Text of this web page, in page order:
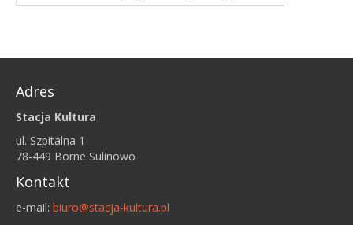
Adres
Stacja Kultura
ul. Szpitalna 1
78-449 Borne Sulinowo
Kontakt
e-mail: biuro@stacja-kultura.pl